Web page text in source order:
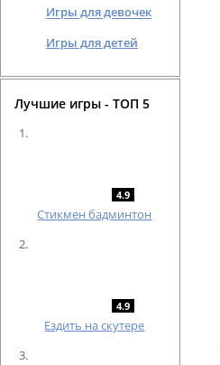
Игры для девочек
Игры для детей
Лучшие игры - ТОП 5
4.9
Cтикмен бадминтон
4.9
Ездить на скутере